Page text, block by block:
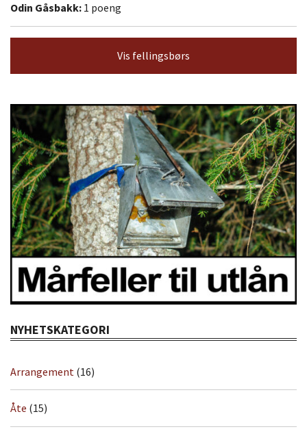
Odin Gåsbakk: 1 poeng
Vis fellingsbørs
NYHETSKATEGORI
Arrangement (16)
Åte (15)